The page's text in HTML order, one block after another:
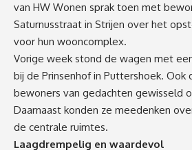
van HW Wonen sprak toen met
Saturnusstraat in Strijen over het
voor hun wooncomplex.
Vorige week stond de wagen met
bij de Prinsenhof in Puttershoek. Ook
bewoners van gedachten gewisseld
Daarnaast konden ze meedenken
de centrale ruimtes.
Laagdrempelig en waardevol